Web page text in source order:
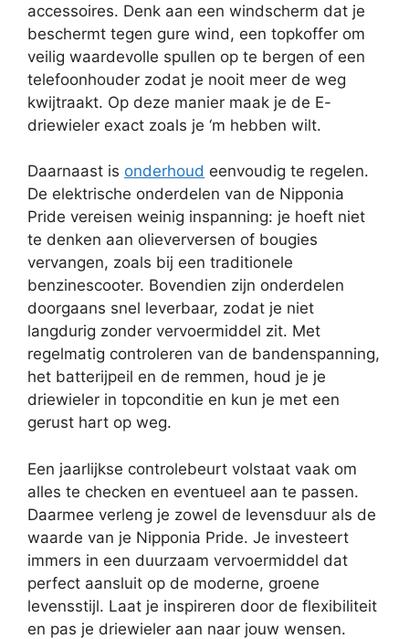
accessoires. Denk aan een windscherm dat je
beschermt tegen gure wind, een topkoffer om
veilig waardevolle spullen op te bergen of een
telefoonhouder zodat je nooit meer de weg
kwijtraakt. Op deze manier maak je de E-
driewieler exact zoals je ‘m hebben wilt.
Daarnaast is onderhoud eenvoudig te regelen.
De elektrische onderdelen van de Nipponia
Pride vereisen weinig inspanning: je hoeft niet
te denken aan olieverversen of bougies
vervangen, zoals bij een traditionele
benzinescooter. Bovendien zijn onderdelen
doorgaans snel leverbaar, zodat je niet
langdurig zonder vervoermiddel zit. Met
regelmatig controleren van de bandenspanning,
het batterijpeil en de remmen, houd je je
driewieler in topconditie en kun je met een
gerust hart op weg.
Een jaarlijkse controlebeurt volstaat vaak om
alles te checken en eventueel aan te passen.
Daarmee verleng je zowel de levensduur als de
waarde van je Nipponia Pride. Je investeert
immers in een duurzaam vervoermiddel dat
perfect aansluit op de moderne, groene
levensstijl. Laat je inspireren door de flexibiliteit
en pas je driewieler aan naar jouw wensen.